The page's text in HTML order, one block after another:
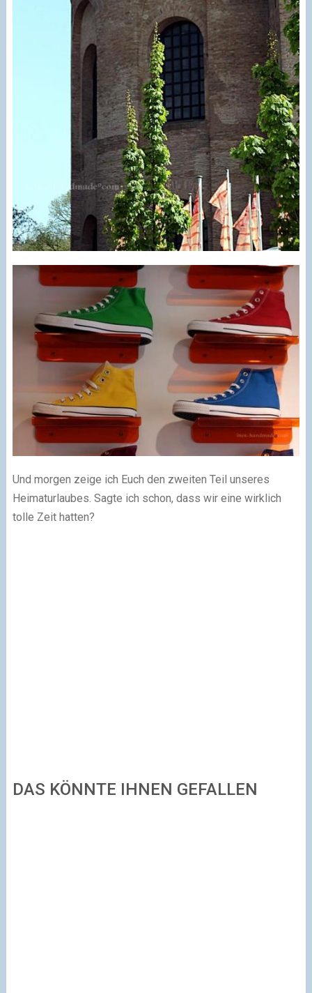
Und morgen zeige ich Euch den zweiten Teil unseres
Heimaturlaubes. Sagte ich schon, dass wir eine wirklich
tolle Zeit hatten?
DAS KÖNNTE IHNEN GEFALLEN